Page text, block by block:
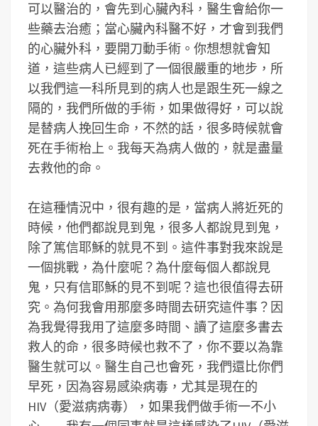
可以醫治的，會先到心臟內科，醫生會給你一
些藥去治癒；當心臟內科醫不好，才會到我們
的心臟外科，要開刀動手術。你想想就會知
道，這些病人已經到了一個很嚴重的地步，所
以我們這一科所見到的病人也是跟生死一線之
隔的，我們所做的手術，如果做得好，可以說
是替病人挽回生命，不然的話，很多時候就會
死在手術枱上。我每天為病人做的，就是盡量
去救他的命。
在這種情況中，很有趣的是，當病人將近死的
時候，他們都說見到鬼，很多人都說見到鬼，
除了篤信耶穌的就見不到。這件事對我來說是
一個挑戰，為什麼呢？為什麼每個人都說見
鬼，只有信耶穌的見不到呢？這也很值得去研
究。為何我會用那麼多時間去研究這件事？因
為我覺得我用了這麼多時間、讀了這麼多書去
救人的命，很多時候也救不了，你不要以為靠
醫生就可以。醫生自己也會死，我們還比你們
早死，因為容易感染病毒，尤其是現在的
HIV（愛滋病病毒），如果我們做手術一不小